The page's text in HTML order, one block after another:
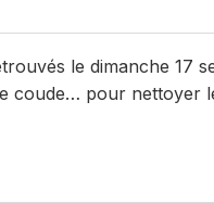
le dimanche 17
coude… pour nettoyer